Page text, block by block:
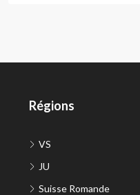
Régions
VS
JU
Suisse Romande